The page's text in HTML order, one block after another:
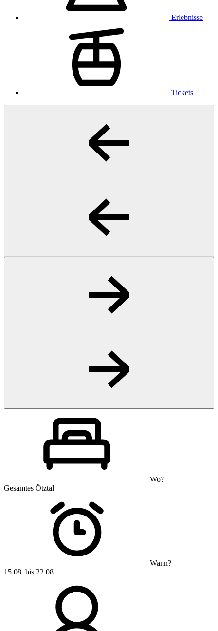
Erlebnisse
Tickets
Wo?
Gesamtes Ötztal
Wann?
15.08. bis 22.08.